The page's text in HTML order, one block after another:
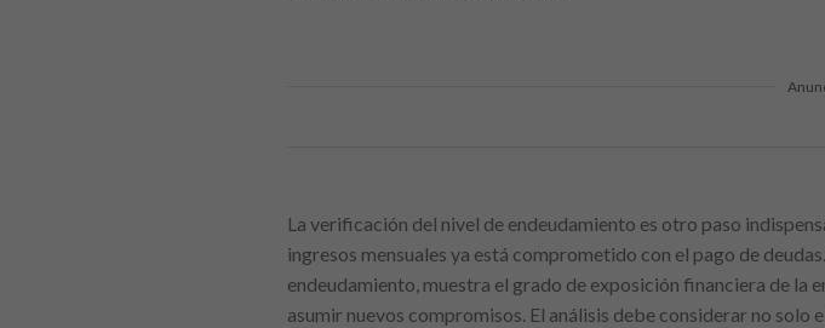
La verificación del nivel de endeudamiento es otro paso
ingresos mensuales ya está comprometido con el pago de
endeudamiento, muestra el grado de exposición financiera de la
asumir nuevos compromisos. El análisis debe considerar no